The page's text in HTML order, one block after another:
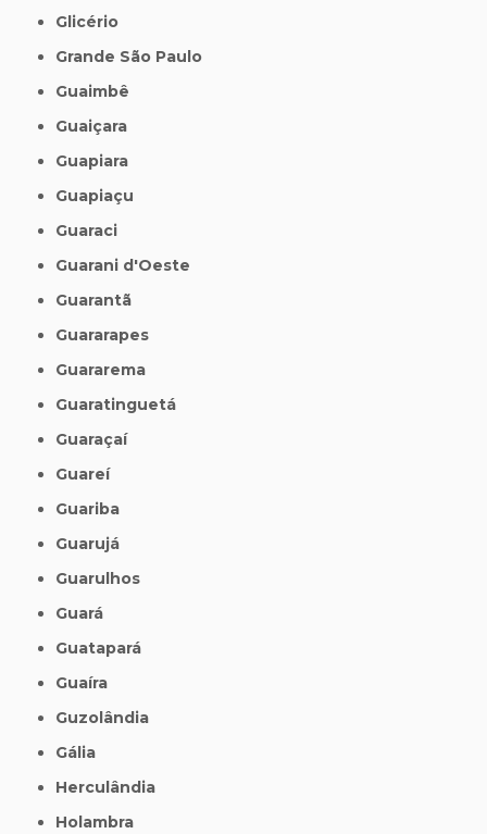
Glicério
Grande São Paulo
Guaimbê
Guaiçara
Guapiara
Guapiaçu
Guaraci
Guarani d'Oeste
Guarantã
Guararapes
Guararema
Guaratinguetá
Guaraçaí
Guareí
Guariba
Guarujá
Guarulhos
Guará
Guatapará
Guaíra
Guzolândia
Gália
Herculândia
Holambra